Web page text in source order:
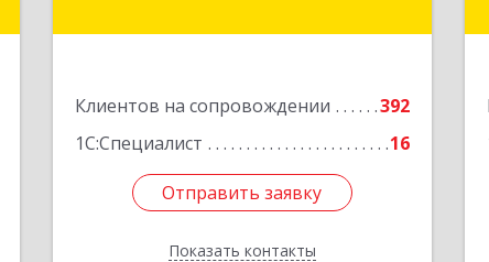
Клиентов на сопровождении
392
1С:Специалист
16
Отправить заявку
Показать контакты
Подробнее
Отправить заявку
Назад